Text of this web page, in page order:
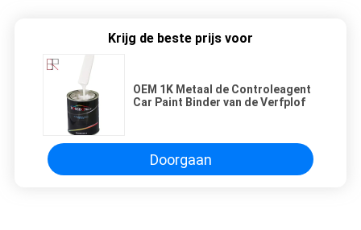
Krijg de beste prijs voor
OEM 1K Metaal de Controleagent
Car Paint Binder van de Verfplof
Doorgaan